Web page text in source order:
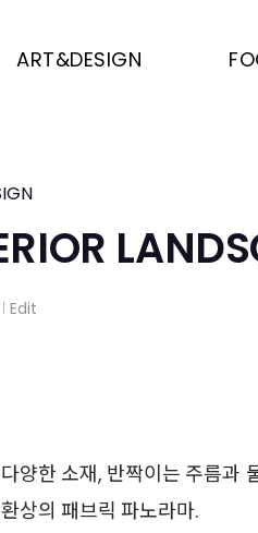
ART&DESIGN
Edit
양한 소재, 반짝이는 주름과
상의 패브릭 파노라마.